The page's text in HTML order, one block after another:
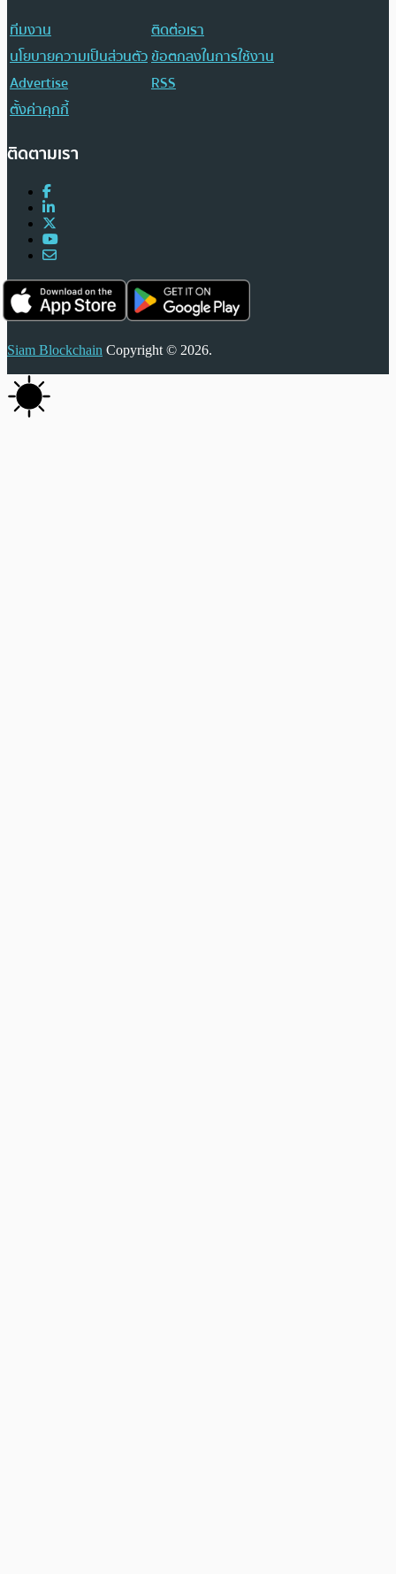
ทีมงาน
ติดต่อเรา
นโยบายความเป็นส่วนตัวข้อตกลงในการใช้งาน
Advertise
RSS
ตั้งค่าคุกกี้
ติดตามเรา
Siam Blockchain Copyright © 2026.